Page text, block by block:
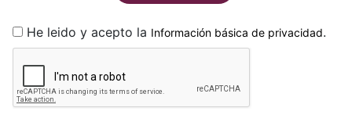
He leido y acepto la Información básica de privacidad.